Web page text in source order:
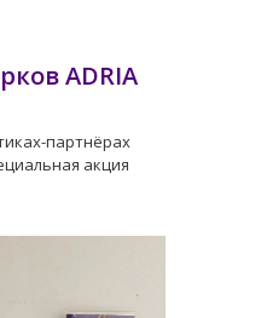
ADRIA
партнёрах
акция